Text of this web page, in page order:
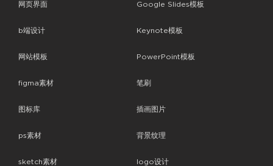
网页界面
b端设计
网站模板
figma素材
图标库
ps素材
sketch素材
Google Slides模板
Keynote模板
PowerPoint模板
笔刷
插画图片
背景纹理
logo设计